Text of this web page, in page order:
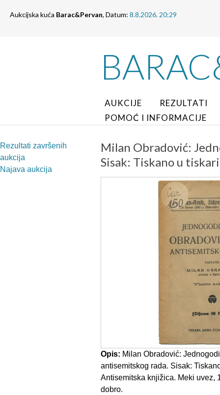
Aukcijska kuća Barac&Pervan, Datum: 8.8.2026. 20:29
AUKCIJE
REZULTATI
POMOĆ I INFORMACIJE
Rezultati završenih
aukcija
Najava aukcija
Milan Obradović:
Sisak: Tiskano u
Opis: Milan Obradović:
antisemitskog rada. Sisak:
Antisemitska knjižica. Meki uvez,
dobro.